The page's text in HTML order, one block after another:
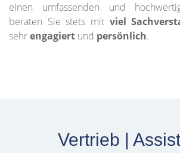
einen umfassenden und
beraten Sie stets mit viel
sehrengagiert und persönlich.
Vertrieb |